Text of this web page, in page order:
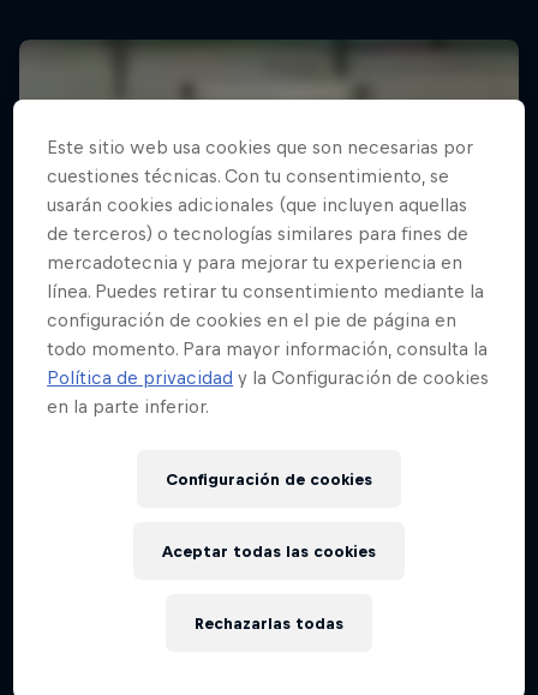
Este sitio web usa cookies que son necesarias por
cuestiones técnicas. Con tu consentimiento, se
usarán cookies adicionales (que incluyen aquellas
de terceros) o tecnologías similares para fines de
mercadotecnia y para mejorar tu experiencia en
línea. Puedes retirar tu consentimiento mediante la
configuración de cookies en el pie de página en
todo momento. Para mayor información, consulta la
Política de privacidad y la Configuración de cookies
en la parte inferior.
Configuración de cookies
Rechazarlas todas
Aceptar todas las cookies